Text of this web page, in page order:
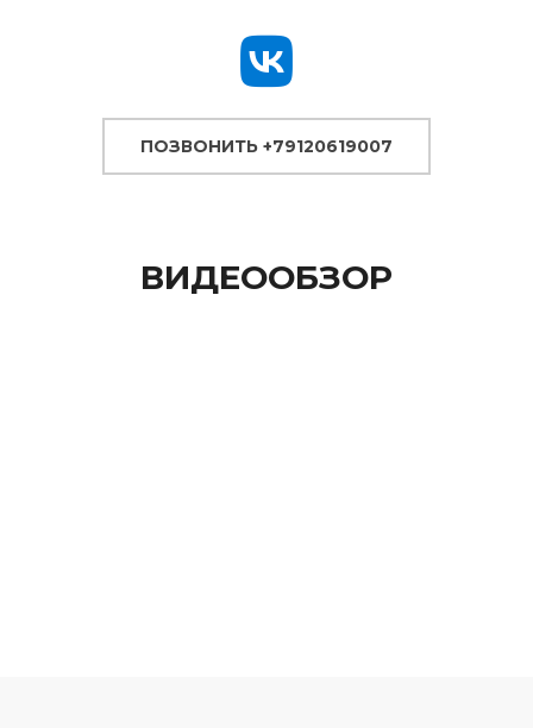
ПОЗВОНИТЬ +79120619007
ВИДЕООБЗОР